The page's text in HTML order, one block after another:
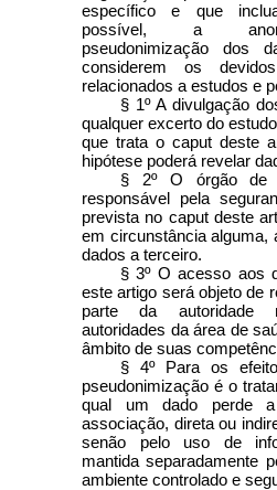
específico e que
possível, a
pseudonimização dos
considerem os
relacionados a estudos e
§ 1º A divulgação
qualquer excerto do
que trata o caput deste
hipótese poderá revelar
§ 2º O órgão de
responsável pela
prevista no caput deste
em circunstância alguma,
dados a terceiro.
§ 3º O acesso aos
este artigo será objeto de
parte da autoridade
autoridades da área de
âmbito de suas
§ 4º Para os
pseudonimização é o
qual um dado perde a
associação, direta ou
senão pelo uso de
mantida separadamente
ambiente controlado e